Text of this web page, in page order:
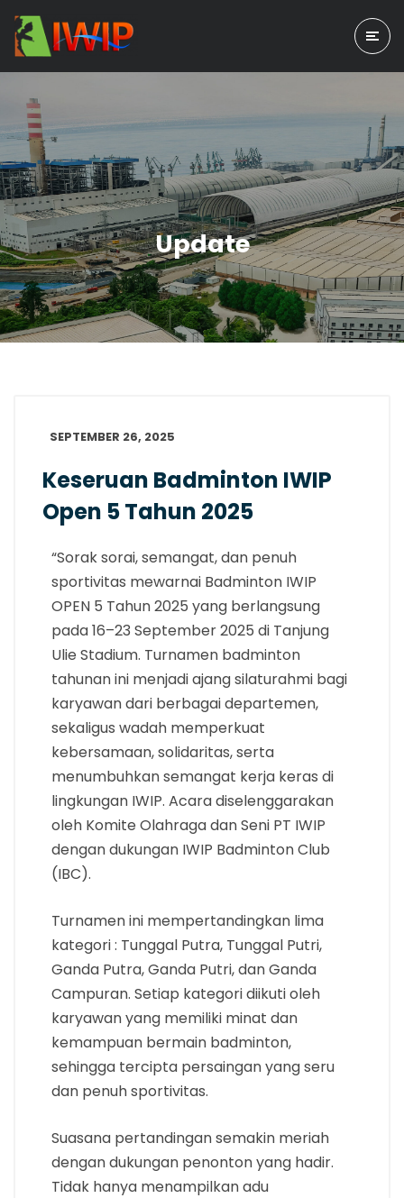
Update
SEPTEMBER 26, 2025
Keseruan Badminton IWIP
Open 5 Tahun 2025
“Sorak sorai, semangat, dan penuh
sportivitas mewarnai Badminton IWIP
OPEN 5 Tahun 2025 yang berlangsung
pada 16–23 September 2025 di Tanjung
Ulie Stadium. Turnamen badminton
tahunan ini menjadi ajang silaturahmi bagi
karyawan dari berbagai departemen,
sekaligus wadah memperkuat
kebersamaan, solidaritas, serta
menumbuhkan semangat kerja keras di
lingkungan IWIP. Acara diselenggarakan
oleh Komite Olahraga dan Seni PT IWIP
dengan dukungan IWIP Badminton Club
(IBC).
Turnamen ini mempertandingkan lima
kategori : Tunggal Putra, Tunggal Putri,
Ganda Putra, Ganda Putri, dan Ganda
Campuran. Setiap kategori diikuti oleh
karyawan yang memiliki minat dan
kemampuan bermain badminton,
sehingga tercipta persaingan yang seru
dan penuh sportivitas.
Suasana pertandingan semakin meriah
dengan dukungan penonton yang hadir.
Tidak hanya menampilkan adu